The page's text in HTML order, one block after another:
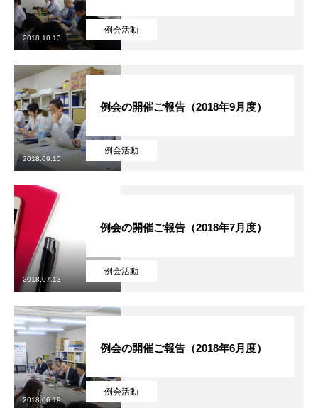
例会活動
2018.10.13
例会活動
例会の開催ご報告（2018年9月度）
2018.09.15
例会活動
例会の開催ご報告（2018年7月度）
2018.07.13
例会活動
例会の開催ご報告（2018年6月度）
2018.06.19